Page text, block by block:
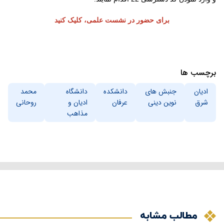
برای حضور در نشست علمی، کلیک کنید
برچسب ها
ادیان
شرق
جنبش های
نوین دینی
دانشکده
عرفان
دانشگاه
ادیان و
مذاهب
محمد
روحانی
مطالب مشابه